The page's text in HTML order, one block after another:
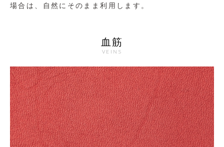
場合は、自然にそのまま利用します。
血筋
VEINS